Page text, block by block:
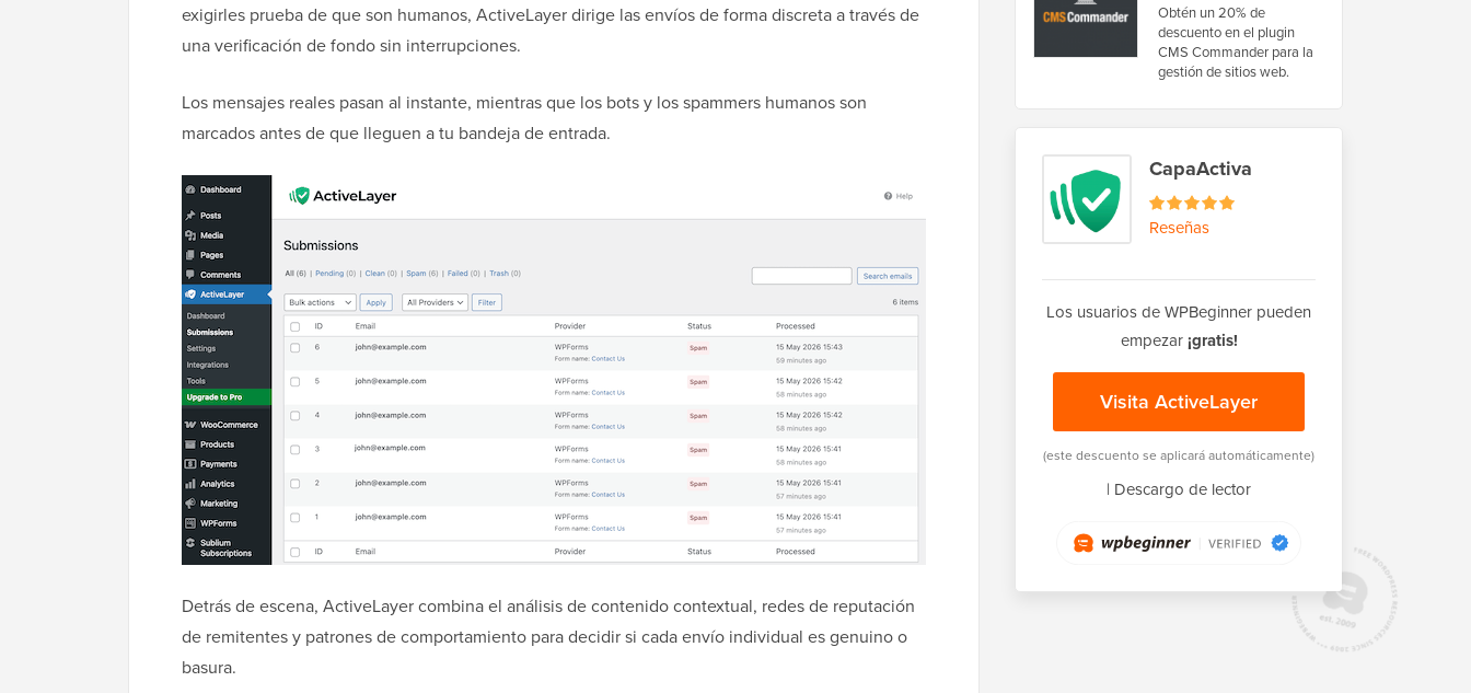
exigirles prueba de que son humanos, ActiveLayer dirige las envíos de forma discreta a través de
una verificación de fondo sin interrupciones.
Los mensajes reales pasan al instante, mientras que los bots y los spammers humanos son
marcados antes de que lleguen a tu bandeja de entrada.
Detrás de escena, ActiveLayer combina el análisis de contenido contextual, redes de reputación
de remitentes y patrones de comportamiento para decidir si cada envío individual es genuino o
basura.
Obtén un 20% de
descuento en el plugin
CMS Commander para la
gestión de sitios web.
CapaActiva
Reseñas
Los usuarios de WPBeginner pueden
empezar¡gratis!
Visita ActiveLayer
(este descuento se aplicará automáticamente)
| Descargo de lector